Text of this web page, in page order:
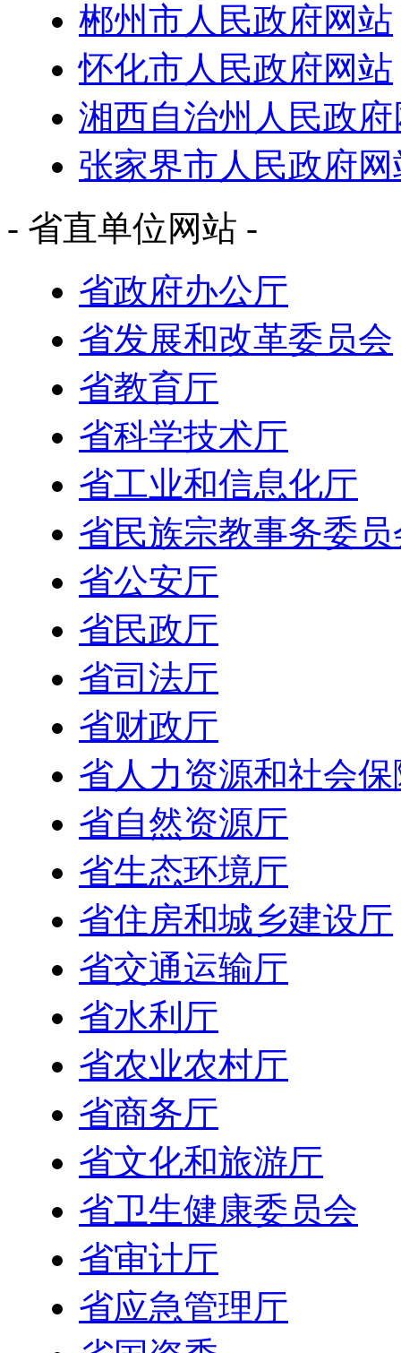
郴州市人民政府网站
怀化市人民政府网站
湘西自治州人民政
张家界市人民政府网
- 省直单位网站 -
省政府办公厅
省发展和改革委员会
省教育厅
省科学技术厅
省工业和信息化厅
省民族宗教事务委员
省公安厅
省民政厅
省司法厅
省财政厅
省人力资源和社会
省自然资源厅
省生态环境厅
省住房和城乡建设厅
省交通运输厅
省水利厅
省农业农村厅
省商务厅
省文化和旅游厅
省卫生健康委员会
省审计厅
省应急管理厅